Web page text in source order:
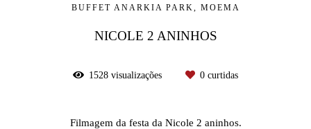
BUFFET ANARKIA PARK, MOEMA
NICOLE 2 ANINHOS
1528 visualizações 0 curtidas
Filmagem da festa da Nicole 2 aninhos.